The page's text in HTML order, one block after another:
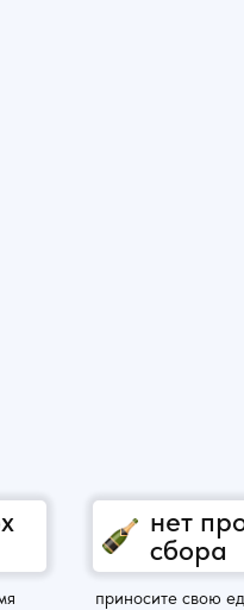
приносите свою
нет
сбора